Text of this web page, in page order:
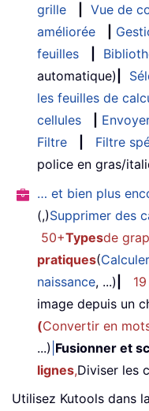
grille
Vue de
améliorée
feuilles
automatique)
les feuilles de
cellules
Filtre
Filtre
police en gras/
… et bien plus
(,)Supprimer des
50+Typesde
pratiques(
naissance, ...)
image depuis un
(Convertir en
...) Fusionner et
lignes,Diviser les
Utilisez Kutools dans